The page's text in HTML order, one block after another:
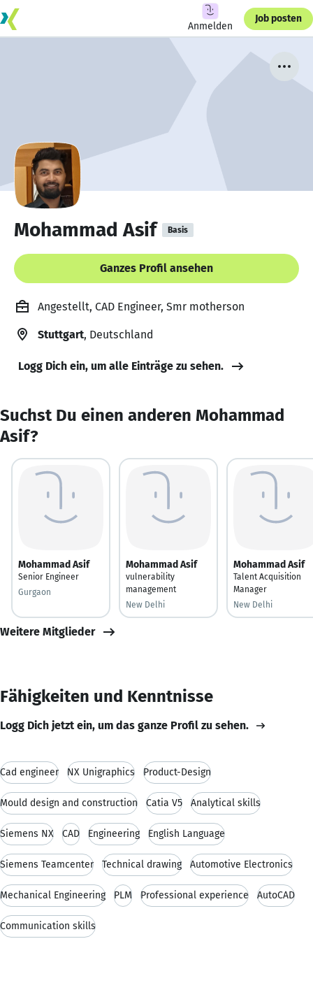
Anmelden
Job posten
Mohammad Asif Basis
Ganzes Profil ansehen
Angestellt, CAD Engineer, Smr motherson
Stuttgart, Deutschland
Logg Dich ein, um alle Einträge zu sehen.
Suchst Du einen anderen Mohammad
Asif?
Mohammad Asif
Senior Engineer
Gurgaon
Mohammad Asif
vulnerability
management
New Delhi
Mohammad Asif
Talent Acquisition
Manager
New Delhi
Weitere Mitglieder
Fähigkeiten und Kenntnisse
Logg Dich jetzt ein, um das ganze Profil zu sehen.
Cad engineer NX Unigraphics Product-Design
Mould design and construction Catia V5 Analytical skills
Siemens NX CAD Engineering English Language
Siemens Teamcenter Technical drawing Automotive Electronics
Mechanical Engineering PLM Professional experience AutoCAD
Communication skills